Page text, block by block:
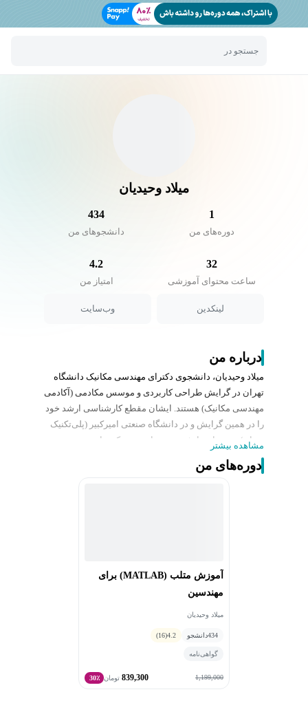
جستجو در
میلاد وحیدیان
1
دوره‌های من
434
دانشجو‌های من
32
ساعت محتوای آموزشی
4.2
امتیاز من
لینکدین وب‌سایت
درباره من
میلاد وحیدیان، دانشجوی دکترای مهندسی مکانیک دانشگاه
تهران در گرایش طراحی کاربردی و موسس مکادمی (آکادمی
مهندسی مکانیک) هستند. ایشان مقطع کارشناسی ارشد خود
را در همین گرایش و در دانشگاه صنعتی امیرکبیر (پلی‌تکنیک
تهران) به عنوان دانشجوی ممتاز سپری کرده‌اند. مهندس
صنعتی امیرکبیر (پلی‌تکنیک تهران) به عنوان دستیار آموزشی
مشاهده بیشتر
دوره‌های من
آموزش متلب (MATLAB) برای
مهندسین
میلاد وحیدیان
434دانشجو 4.2
(16)
گواهی‌نامه
1,199,000
839,300 تومان 30٪